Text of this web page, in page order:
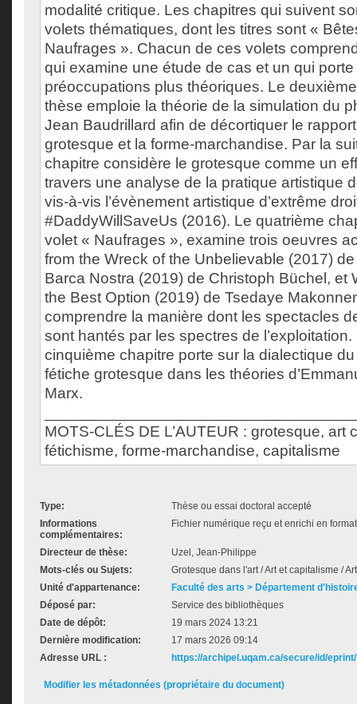
modalité critique. Les chapitres qui suivent
volets thématiques, dont les titres sont «
Naufrages ». Chacun de ces volets
qui examine une étude de cas et un qui
préoccupations plus théoriques. Le
thèse emploie la théorie de la simulation du
Jean Baudrillard afin de décortiquer le rapport
grotesque et la forme-marchandise. Par la
chapitre considère le grotesque comme un
travers une analyse de la pratique artistique
vis-à-vis l’évènement artistique d’extrême
#DaddyWillSaveUs (2016). Le quatrième
volet « Naufrages », examine trois oeuvres
from the Wreck of the Unbelievable (2017)
Barca Nostra (2019) de Christoph Büchel, et
the Best Option (2019) de Tsedaye
comprendre la manière dont les spectacles
sont hantés par les spectres de
cinquième chapitre porte sur la dialectique
fétiche grotesque dans les théories
Marx.
MOTS-CLÉS DE L’AUTEUR : grotesque, art
fétichisme, forme-marchandise, capitalisme
Type:
Thèse ou essai doctoral accepté
Informations
complémentaires:
Fichier numérique reçu et enrichi en
Directeur de thèse:
Uzel, Jean-Philippe
Mots-clés ou Sujets:
Grotesque dans l'art / Art et capitalisme /
Unité d'appartenance:
Faculté des arts > Département
Déposé par:
Service des bibliothèques
Date de dépôt:
19 mars 2024 13:21
Dernière modification:
17 mars 2026 09:14
Adresse URL :
https://archipel.uqam.ca/secure/id/
Modifier les métadonnées (propriétaire du document)